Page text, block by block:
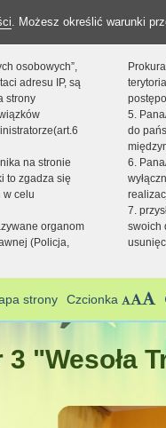
. Możesz określić warunki
osobowych”,
adresu IP, są
strony
na stronie
to zgadza się
w celu
organom
(Policja,
5.
do
6.
7.
swoich
strony Czcionka
"Wesoła